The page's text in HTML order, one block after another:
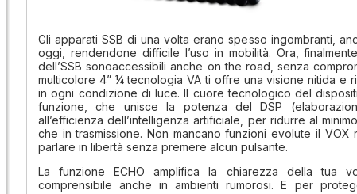
Gli apparati SSB di una volta erano spesso ingombranti,
oggi, rendendone difficile l’uso in mobilità. Ora,
dell’SSB sonoaccessibili anche on the road, senza
multicolore 4” ¼ tecnologia VA ti offre una visione nitida e
in ogni condizione di luce. Il cuore tecnologico del
funzione, che unisce la potenza del DSP
all’efficienza dell’intelligenza artificiale, per ridurre al
che in trasmissione. Non mancano funzioni evolute il
parlare in libertà senza premere alcun pulsante.
La funzione ECHO amplifica la chiarezza della tua
comprensibile anche in ambienti rumorosi. E per